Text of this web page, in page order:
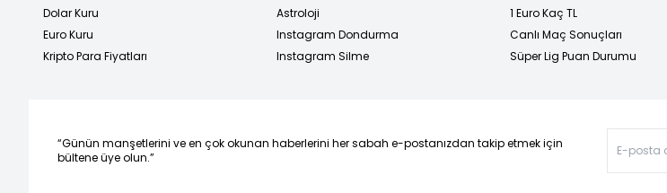
Dolar Kuru
Euro Kuru
Kripto Para Fiyatları
Astroloji
Instagram Dondurma
Instagram Silme
1 Euro Kaç TL
Canlı Maç Sonuçları
Süper Lig Puan Durumu
“Günün manşetlerini ve en çok okunan haberlerini her sabah e-postanızdan takip etmek için
bültene üye olun.”